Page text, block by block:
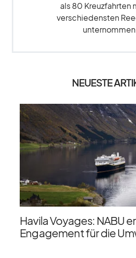
als 80 Kreuzfahrten
verschiedensten
NEUESTE
Havila Voyages: NABU
Engagement für die